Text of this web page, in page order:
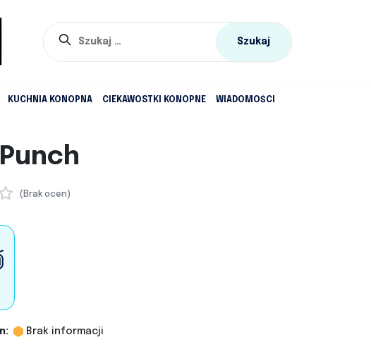
KUCHNIA KONOPNA CIEKAWOSTKI KONOPNE WIADOMOŚCI
(Brak ocen)
Brak informacji